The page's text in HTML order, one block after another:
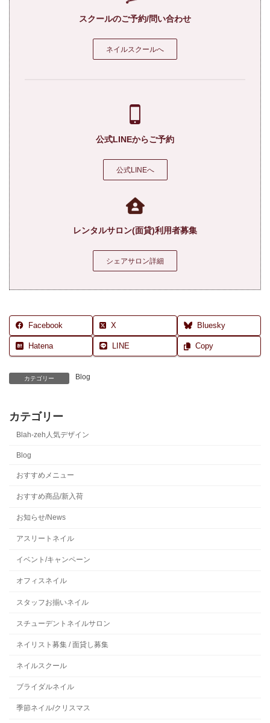
スクールのご予約/問い合わせ
ネイルスクールへ
公式LINEからご予約
公式LINEへ
レンタルサロン(面貸)利用者募集
シェアサロン詳細
Facebook X Bluesky
Hatena LINE Copy
カテゴリー Blog
カテゴリー
Blah-zeh人気デザイン
Blog
おすすめメニュー
おすすめ商品/新入荷
お知らせ/News
アスリートネイル
イベント/キャンペーン
オフィスネイル
スタッフお揃いネイル
スチューデントネイルサロン
ネイリスト募集 / 面貸し募集
ネイルスクール
ブライダルネイル
季節ネイル/クリスマス